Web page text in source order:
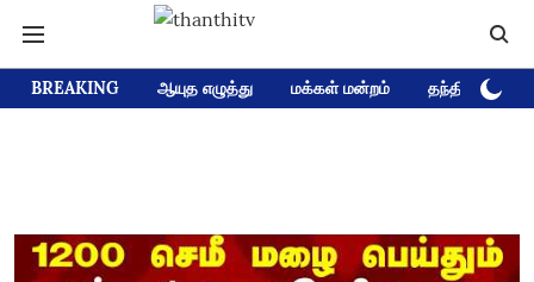
BREAKING ஆயுத எழுத்து மக்கள் மன்றம் தந்தி டிவி